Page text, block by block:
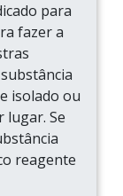
para
fazer a
isolado ou
lugar. Se
reagente